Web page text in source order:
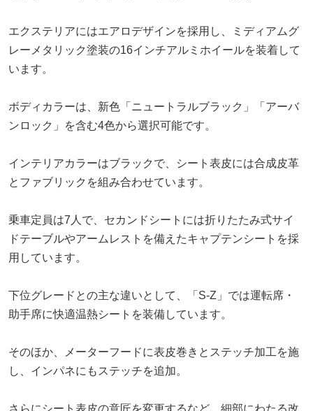
エクステリアにはエアロデザインを採用し、ミディアムグ
レーメタリック塗装の16インチアルミホイールを装着して
います。
ボディカラーは、新色「ニュートラルブラック」「アーバ
ンロック」を含む4色から選択可能です。
インテリアカラーはブラックで、シート表皮には合成皮革
とファブリックを組み合わせています。
乗車定員は7人で、セカンドシートには折りたたみ式サイ
ドテーブルやアームレストを備えたキャプテンシートを採
用しています。
下位グレードとの主な違いとして、「S-Z」では運転席・
助手席に快適温熱シートを装備しています。
そのほか、メーターフードに表皮巻きとステッチ加工を施
し、インパネにもステッチを追加。
さらにシート表皮の意匠を変更するなど、細部にわたる改